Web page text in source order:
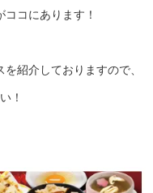
コにあります！
紹介しておりますので、
！